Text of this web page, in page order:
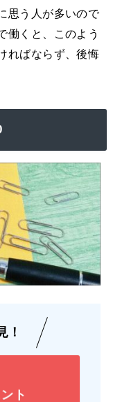
思う人が多いので
働くと、このよう
ればならず、後悔
！
ト